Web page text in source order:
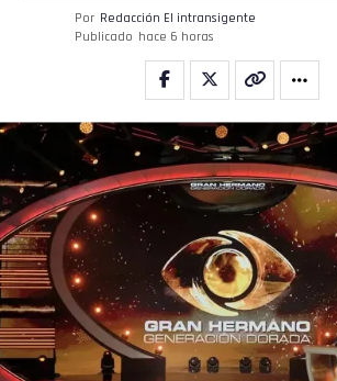
Por Redacción El intransigente
Publicado hace 6 horas